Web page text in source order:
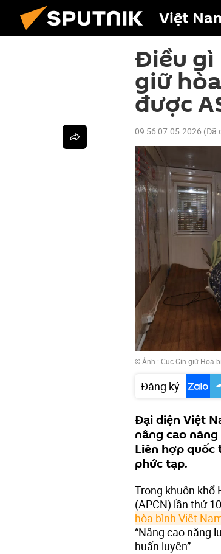
Việt
Điều gì
giữ
được
09:56 07.05.2026 (Đã
© Ảnh : Cục Gìn giữ Hoà
Đăng ký
Đại diện Việt
nâng cao
Liên hợp quốc
phức tạp.
Trong khuôn khổ
(APCN) lần thứ
hòa bình Việt
“Nâng cao năng
huấn luyện”.